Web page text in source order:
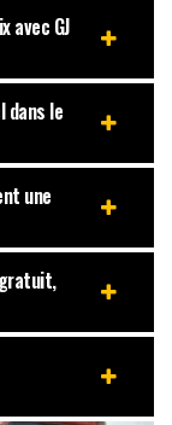
avec GJ
dans le
une
gratuit,